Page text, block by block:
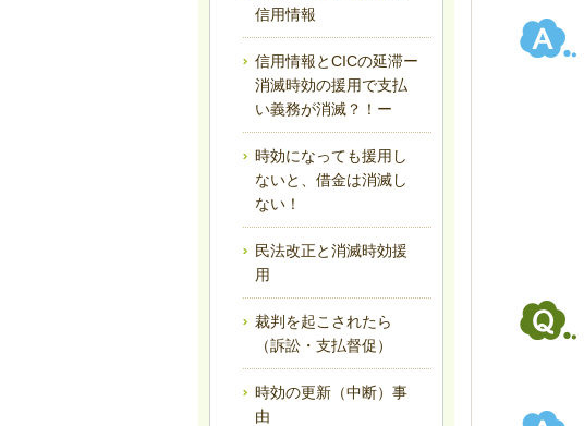
信用情報
信用情報とCICの延滞ー
消滅時効の援用で支払
い義務が消滅？！ー
時効になっても援用し
ないと、借金は消滅し
ない！
民法改正と消滅時効援
用
裁判を起こされたら
（訴訟・支払督促）
時効の更新（中断）事
由